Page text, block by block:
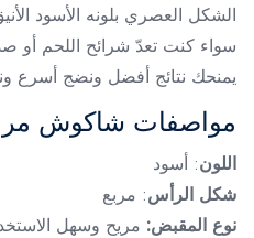
الشكل العصري بلونه الأسود
سواء كنت تعدّ شرائح اللحم أو
يمنحك نتائج أفضل ونضج أسرع
مواصفات شاكوش
اللون: أسود
شكل الرأس: مربع
نوع المقبض: مريح وسهل